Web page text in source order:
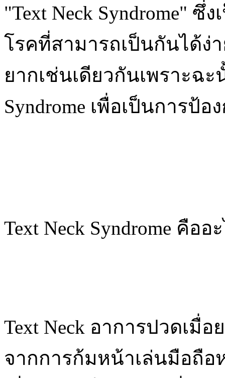
"Text Neck Syndrome"
โรคที่สามารถเป็นกันได้ง่
ยากเช่นเดียวกันเพราะฉะ
Syndrome เพื่อเป็นการป้
Text Neck Syndrome คืออ
Text Neck อาการปวดเมื่
จากการก้มหน้าเล่นมือถือ